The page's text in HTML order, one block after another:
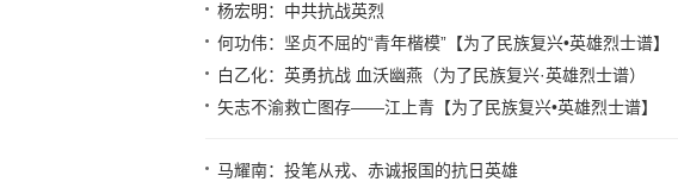
杨宏明：中共抗战英烈
何功伟：坚贞不屈的“青年楷模”【为了民族复兴•英雄烈士谱】
白乙化：英勇抗战 血沃幽燕（为了民族复兴·英雄烈士谱）
矢志不渝救亡图存——江上青【为了民族复兴•英雄烈士谱】
马耀南：投笔从戎、赤诚报国的抗日英雄